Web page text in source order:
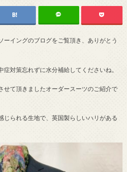
ーイングのブログをご覧頂き、ありがとう
対策忘れずに水分補給してくださいね。
せて頂きましたオーダースーツのご紹介で
じられる生地で、英国製らしいハリがある